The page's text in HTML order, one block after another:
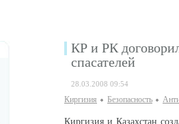
КР и РК
спасателей
28.03.2008 09:54
Киргизия Безопаcность
Киргизия и Казахстан